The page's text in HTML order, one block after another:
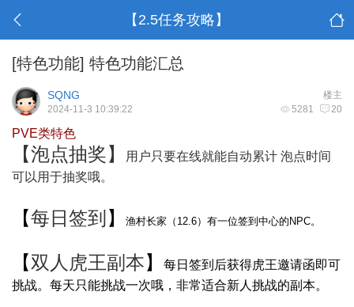
【2.5任务攻略】
[特色功能] 特色功能汇总
楼主
SQNG
5281 20
2024-11-3 10:39:22
PVE类特色
【泡点抽奖】
用户只要在线就能自动累计 泡点时间
可以用于抽奖哦。
【每日签到 】 渔村长家（12.6）有一位签到中心的NPC。
【双人虎王副本】
每日签到后获得虎王邀请函即可
挑战。每天只能挑战一次哦，非常适合新人挑战的副本。